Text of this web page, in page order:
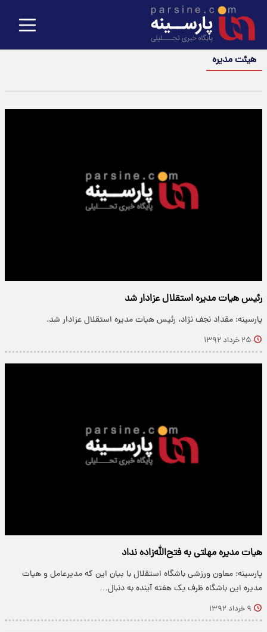
هیئت مدیره
رئیس هیات مدیره‌ استقلال عزادار شد
پارسینه: مقداد نجف نژاد، رئیس هیات مدیره استقلال عزادار شد.
۲۵ خرداد ۱۳۹۲
هیات مدیره مهلتی به فتح‌الله‌زاده نداد
پارسینه: معاون ورزشی باشگاه استقلال با بیان این که مدیرعامل و هیات
مدیره این باشگاه ظرف یک هفته آینده به دنبال…
۹ خرداد ۱۳۹۲